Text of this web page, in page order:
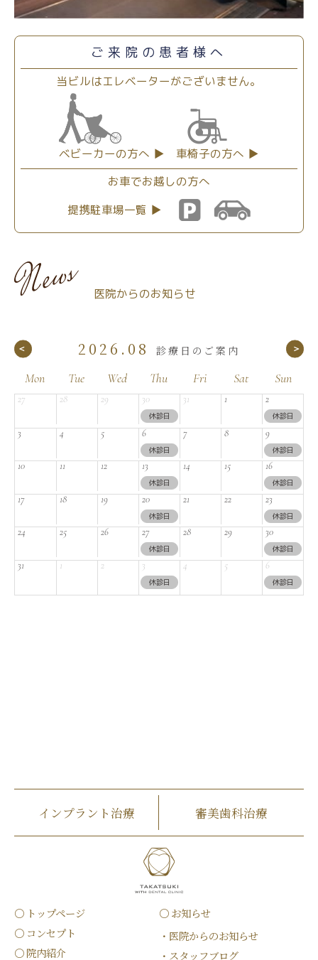
ご来院の患者様へ
当ビルはエレベーターがございません。
ベビーカーの方へ ▶
車椅子の方へ ▶
お車でお越しの方へ
提携駐車場一覧 ▶
医院からのお知らせ
2026.08
Mon Tue Wed Thu Fri Sat Sun
27 28 29 30 31 1 2
休診日 休診日
3 4 5 6 7 8 9
休診日 休診日
10 11 12 13 14 15 16
休診日 休診日
17 18 19 20 21 22 23
休診日 休診日
24 25 26 27 28 29 30
休診日 休診日
31 1 2 3 4 5 6
休診日 休診日
インプラント治療 審美歯科治療
トップページ
コンセプト
院内紹介
お知らせ
医院からのお知らせ
スタッフブログ